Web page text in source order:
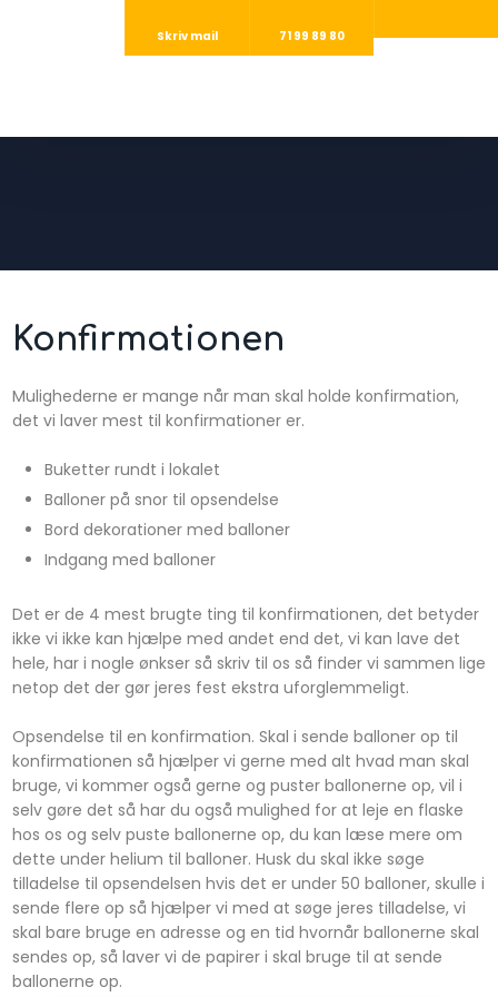
Skriv mail 71 99 89 80
​Konfirmationen
Mulighederne er mange når man skal holde konfirmation,
det vi laver mest til konfirmationer er.
Buketter rundt i lokalet
Balloner på snor til opsendelse​
Bord dekorationer med balloner
Indgang med balloner
Det er de 4 mest brugte ting til konfirmationen, det betyder
ikke vi ikke kan hjælpe med andet end det, vi kan lave det
hele, har i nogle ønkser så skriv til os så finder vi sammen lige
netop det der gør jeres fest ekstra uforglemmeligt.
Opsendelse til en konfirmation. Skal i sende balloner op til
konfirmationen så hjælper vi gerne med alt hvad man skal
bruge, vi kommer også gerne og puster ballonerne op, vil i
selv gøre det så har du også mulighed for at leje en flaske
hos os og selv puste ballonerne op, du kan læse mere om
dette under helium til balloner. Husk du skal ikke søge
tilladelse til opsendelsen hvis det er under 50 balloner, skulle i
sende flere op så hjælper vi med at søge jeres tilladelse, vi
skal bare bruge en adresse og en tid hvornår ballonerne skal
sendes op, så laver vi de papirer i skal bruge til at sende
ballonerne op.​